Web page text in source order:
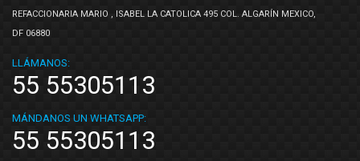
REFACCIONARIA MARIO , ISABEL LA CATOLICA 495 COL. ALGARÍN MEXICO,
DF 06880
LLÁMANOS:
55 55305113
MÁNDANOS UN WHATSAPP:
55 55305113